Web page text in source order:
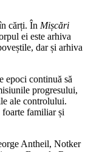
cărți. În Mișcări
ei este arhiva
dar și arhiva
epoci continuă să
progresului,
ale controlului.
foarte familiar și
Antheil, Notker